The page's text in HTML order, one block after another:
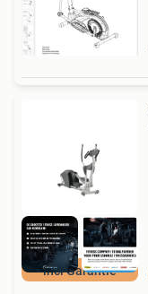
incl Garantie